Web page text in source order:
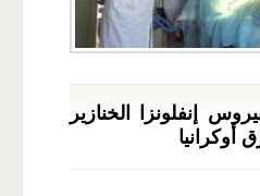
بفيروس إنفلونزا الخنازير
أوكرانيا